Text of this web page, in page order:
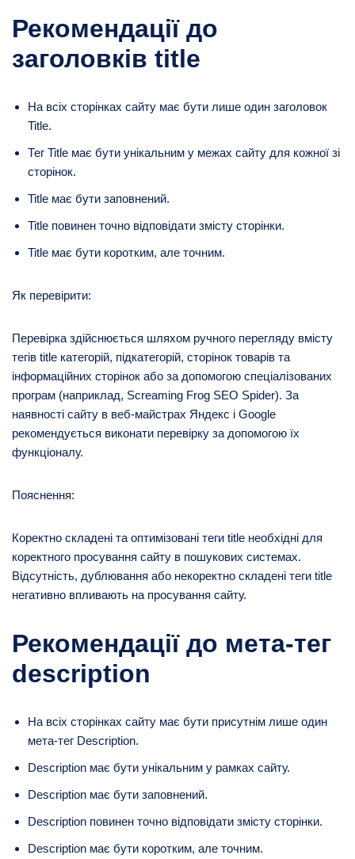
Рекомендації до
заголовків title
На всіх сторінках сайту має бути лише один заголовок
Title.
Тег Title має бути унікальним у межах сайту для кожної зі
сторінок.
Title має бути заповнений.
Title повинен точно відповідати змісту сторінки.
Title має бути коротким, але точним.
Як перевірити:
Перевірка здійснюється шляхом ручного перегляду вмісту
тегів title категорій, підкатегорій, сторінок товарів та
інформаційних сторінок або за допомогою спеціалізованих
програм (наприклад, Screaming Frog SEO Spider). За
наявності сайту в веб-майстрах Яндекс і Google
рекомендується виконати перевірку за допомогою їх
функціоналу.
Пояснення:
Коректно складені та оптимізовані теги title необхідні для
коректного просування сайту в пошукових системах.
Відсутність, дублювання або некоректно складені теги title
негативно впливають на просування сайту.
Рекомендації до мета-тег
description
На всіх сторінках сайту має бути присутнім лише один
мета-тег Description.
Description має бути унікальним у рамках сайту.
Description має бути заповнений.
Description повинен точно відповідати змісту сторінки.
Description має бути коротким, але точним.